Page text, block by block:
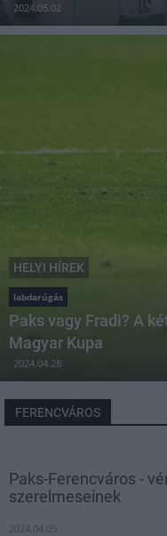
2024.05.02
HELYI HÍREK
labdarúgás
Paks vagy Fradi? A
Magyar Kupa
2024.04.28
FERENCVÁROS
Paks-Ferencváros -
szerelmeseinek
2024.04.05